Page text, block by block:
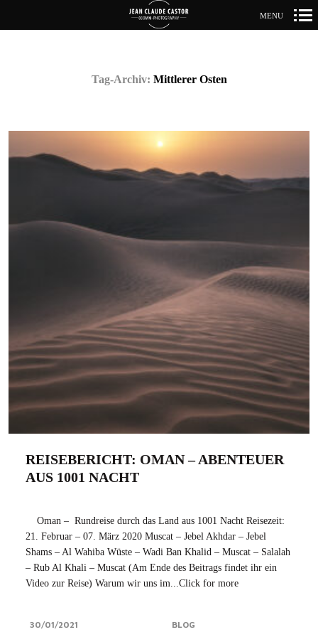
MENU
Tag-Archiv: Mittlerer Osten
REISEBERICHT: OMAN – ABENTEUER
AUS 1001 NACHT
Oman – Rundreise durch das Land aus 1001 Nacht Reisezeit:
21. Februar – 07. März 2020 Muscat – Jebel Akhdar – Jebel
Shams – Al Wahiba Wüste – Wadi Ban Khalid – Muscat – Salalah
– Rub Al Khali – Muscat (Am Ende des Beitrags findet ihr ein
Video zur Reise) Warum wir uns im...Click for more
30/01/2021 BLOG